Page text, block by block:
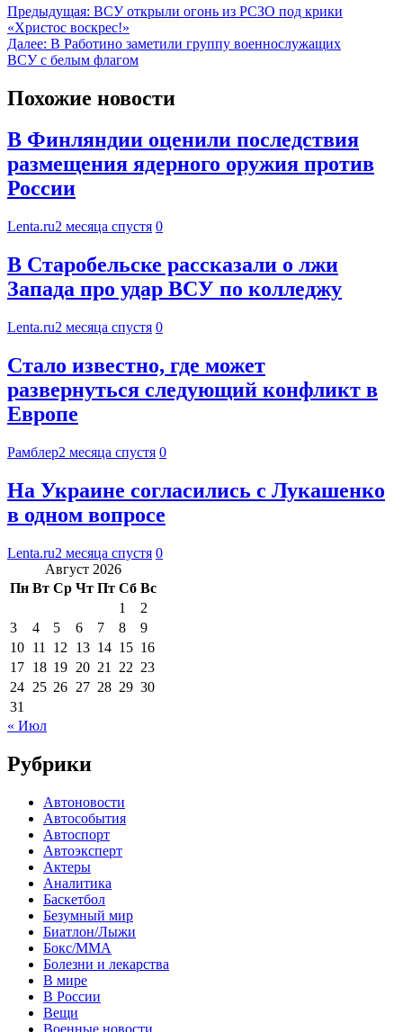
Предыдущая: ВСУ открыли огонь из РСЗО под крики
«Христос воскрес!»
Далее: В Работино заметили группу военнослужащих
ВСУ с белым флагом
Похожие новости
В Финляндии оценили последствия
размещения ядерного оружия против
России
Lenta.ru2 месяца спустя 0
В Старобельске рассказали о лжи
Запада про удар ВСУ по колледжу
Lenta.ru2 месяца спустя 0
Стало известно, где может
развернуться следующий конфликт в
Европе
Рамблер2 месяца спустя 0
На Украине согласились с Лукашенко
в одном вопросе
Lenta.ru2 месяца спустя 0
Август 2026
Пн Вт Ср Чт Пт Сб Вс
1
2
3
4 5 6 7 8
9
10 11 12 13 14 15 16
17 18 19 20 21 22 23
24 25 26 27 28 29 30
31
« Июл
Рубрики
Автоновости
Автособытия
Автоспорт
Автоэксперт
Актеры
Аналитика
Баскетбол
Безумный мир
Биатлон/Лыжи
Бокс/MMA
Болезни и лекарства
В мире
В России
Вещи
Военные новости